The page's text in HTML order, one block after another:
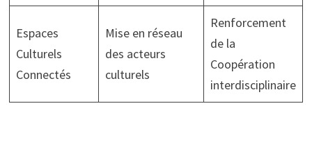
Espaces
Culturels
Connectés
Mise en réseau
des acteurs
culturels
Renforcement
de la
Coopération
interdisciplinaire